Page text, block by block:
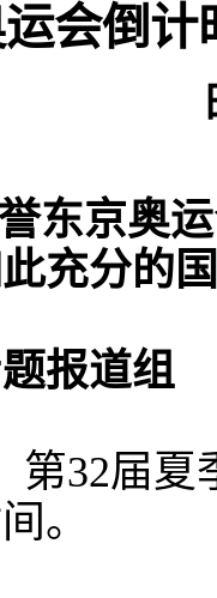
会倒
东京奥
充分的
报道组
第32届
。